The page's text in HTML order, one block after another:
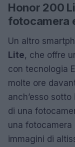
Honor 200
fotocamera
Un altro
Lite, che offre
con tecnologia
molte ore
anch’esso
di una
una fotocamera
immagini di